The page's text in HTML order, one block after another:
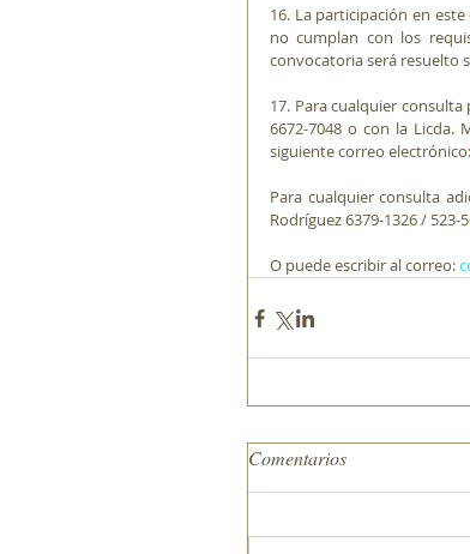
16. La participación en
no cumplan con los
convocatoria será resuelto
17. Para cualquier
6672-7048 o con la Licda.
siguiente correo electrónico:
Para cualquier consulta
Rodríguez 6379-1326 / 523-
O puede escribir al correo:
Comentarios